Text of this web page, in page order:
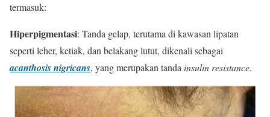
termasuk:
Hiperpigmentasi: Tanda gelap, terutama di kawasan lipatan
seperti leher, ketiak, dan belakang lutut, dikenali sebagai
acanthosis nigricans, yang merupakan tanda insulin resistance.